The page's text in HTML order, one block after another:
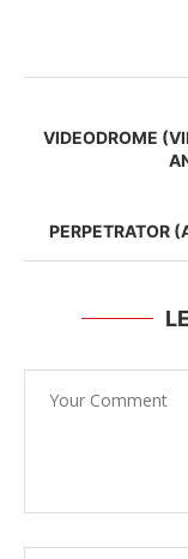
VIDEODROME
PERPETRATOR